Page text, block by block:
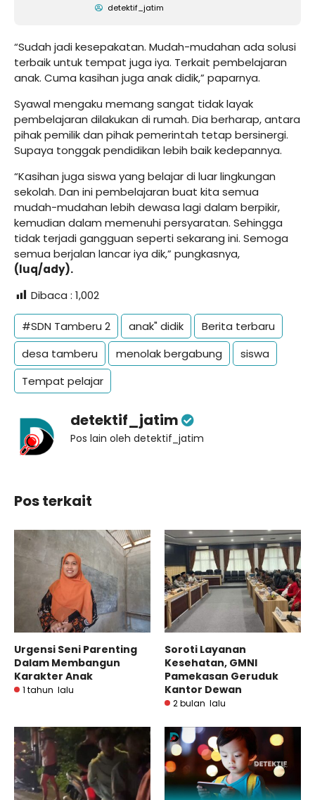
detektif_jatim
“Sudah jadi kesepakatan. Mudah-mudahan ada solusi
terbaik untuk tempat juga iya. Terkait pembelajaran
anak. Cuma kasihan juga anak didik,” paparnya.
Syawal mengaku memang sangat tidak layak
pembelajaran dilakukan di rumah. Dia berharap, antara
pihak pemilik dan pihak pemerintah tetap bersinergi.
Supaya tonggak pendidikan lebih baik kedepannya.
“Kasihan juga siswa yang belajar di luar lingkungan
sekolah. Dan ini pembelajaran buat kita semua
mudah-mudahan lebih dewasa lagi dalam berpikir,
kemudian dalam memenuhi persyaratan. Sehingga
tidak terjadi gangguan seperti sekarang ini. Semoga
semua berjalan lancar iya dik,” pungkasnya,
(luq/ady).
Dibaca : 1,002
#SDN Tamberu 2 anak" didik
Berita terbaru
desa tamberu
menolak bergabung
siswa
Tempat pelajar
detektif_jatim
Pos lain oleh detektif_jatim
Pos terkait
Urgensi Seni Parenting
Dalam Membangun
Karakter Anak
1 tahun lalu
Soroti Layanan
Kesehatan, GMNI
Pamekasan Geruduk
Kantor Dewan
2 bulan lalu